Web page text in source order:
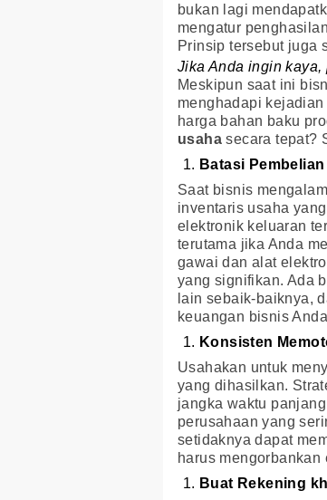
bukan lagi
mengatur
Prinsip tersebut juga
Jika Anda ingin
Meskipun saat ini
menghadapi
harga bahan baku
usaha secara tepat?
Batasi
Saat bisnis
inventaris usaha
elektronik keluaran
terutama jika Anda
gawai dan alat
yang signifikan. Ada
lain sebaik-baiknya,
keuangan bisnis
Konsisten
Usahakan untuk
yang dihasilkan.
jangka waktu
perusahaan yang
setidaknya dapat
harus
Buat Rekening